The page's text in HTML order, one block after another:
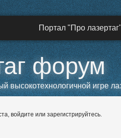
Портал "Про
форум
высокотехнологичной игре
войдите или зарегистрируйтесь.